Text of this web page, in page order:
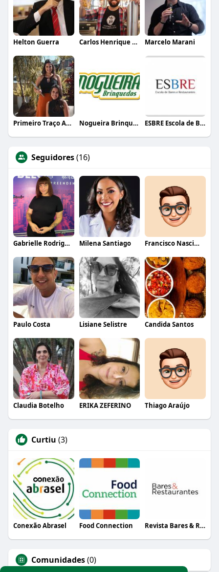
Helton Guerra Carlos Henrique de Faria Vasconcelos Marcelo Marani
Primeiro Traço Arquitetura Nogueira Brinquedos ESBRE Escola de Bares e Restaurantes
Seguidores(16)
Gabrielle Rodrigues Milena Santiago Francisco Nascimento
Paulo Costa Lisiane Selistre Candida Santos
Claudia Botelho ERIKA ZEFERINO Thiago Araújo
Curtiu (3)
Conexão Abrasel Food Connection Revista Bares & Restaurantes
Comunidades(0)